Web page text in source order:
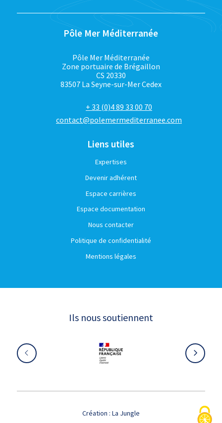
Pôle Mer Méditerranée
Pôle Mer Méditerranée
Zone portuaire de Brégaillon
CS 20330
83507 La Seyne-sur-Mer Cedex
+ 33 (0)4 89 33 00 70
contact@polemermediterranee.com
Liens utiles
Expertises
Devenir adhérent
Espace carrières
Espace documentation
Nous contacter
Politique de confidentialité
Mentions légales
Ils nous soutiennent
Création : La Jungle